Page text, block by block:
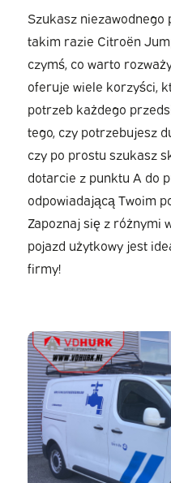
Szukasz niezawodnego
takim razie Citroën
czymś, co warto
oferuje wiele korzyści,
potrzeb każdego
tego, czy potrzebujesz
czy po prostu szukasz
dotarcie z punktu A do
odpowiadającą Twoim
Zapoznaj się z różnymi
pojazd użytkowy jest
firmy!